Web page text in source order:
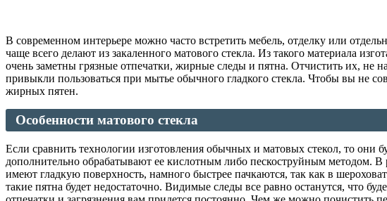
В современном интерьере можно часто встретить мебель, отделку или
чаще всего делают из закаленного матового стекла. Из такого материала
очень заметны грязные отпечатки, жирные следы и пятна. Отчистить их,
привыкли пользоваться при мытье обычного гладкого стекла. Чтобы вы не
жирных пятен.
Особенности матового стекла
Если сравнить технологии изготовления обычных и матовых стекол, то они
дополнительно обрабатывают ее кислотным либо пескоструйным методом. В
имеют гладкую поверхность, намного быстрее пачкаются, так как в
такие пятна будет недостаточно. Видимые следы все равно останутся, что